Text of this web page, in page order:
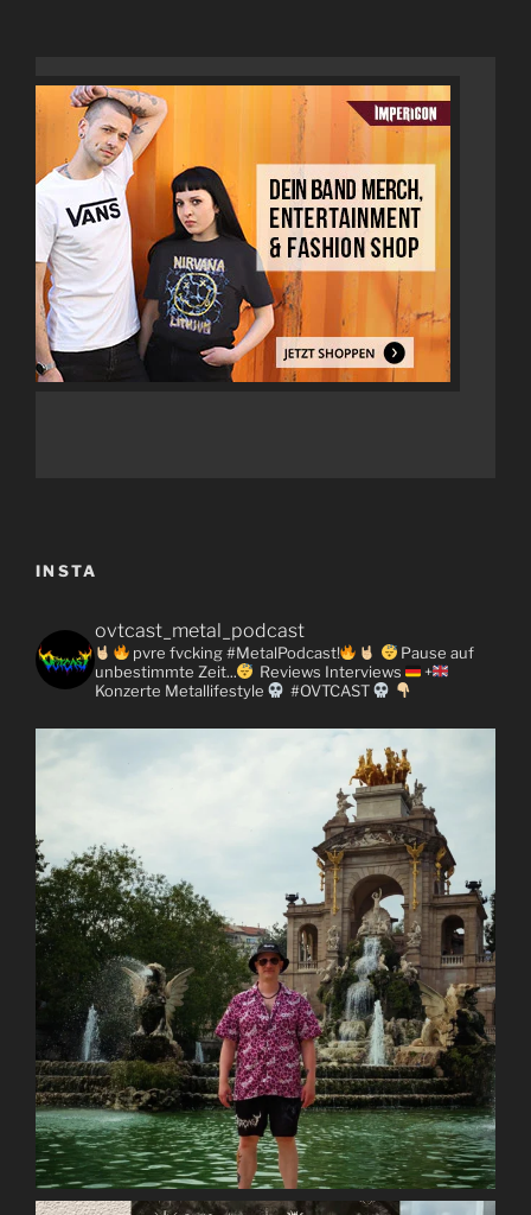
INSTA
ovtcast_metal_podcast
pvre fvcking #MetalPodcast!
Pause auf
unbestimmte Zeit...
Reviews Interviews
+
Konzerte Metallifestyle #OVTCAST